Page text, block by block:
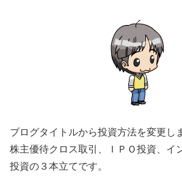
ブログタイトルから投資方法を変更し
株主優待クロス取引、ＩＰＯ投資、イ
投資の３本立てです。